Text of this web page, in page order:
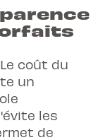
coût du
un
les
de